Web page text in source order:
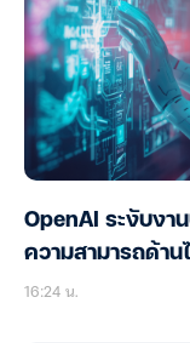
OpenAI ระงับงา
ความสามารถด้า
16:24 น.